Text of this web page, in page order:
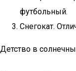
футбольный.
Снегокат.
Детство в